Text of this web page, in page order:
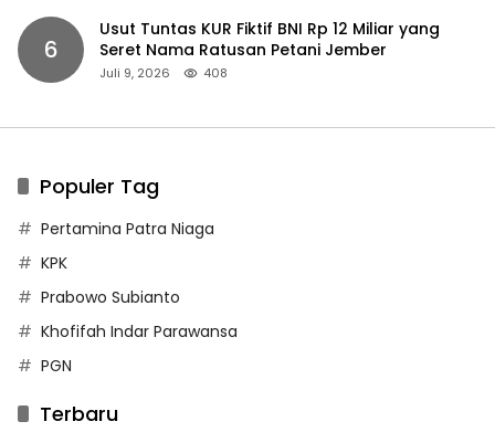
6
Usut Tuntas KUR Fiktif BNI Rp 12 Miliar yang
Seret Nama Ratusan Petani Jember
Juli 9, 2026 408
Populer Tag
Pertamina Patra Niaga
KPK
Prabowo Subianto
Khofifah Indar Parawansa
PGN
Terbaru